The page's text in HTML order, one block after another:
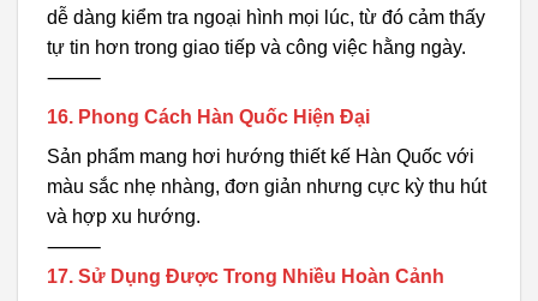
dễ dàng kiểm tra ngoại hình mọi lúc, từ đó cảm thấy
tự tin hơn trong giao tiếp và công việc hằng ngày.
⸻
16. Phong Cách Hàn Quốc Hiện Đại
Sản phẩm mang hơi hướng thiết kế Hàn Quốc với
màu sắc nhẹ nhàng, đơn giản nhưng cực kỳ thu hút
và hợp xu hướng.
⸻
17. Sử Dụng Được Trong Nhiều Hoàn Cảnh